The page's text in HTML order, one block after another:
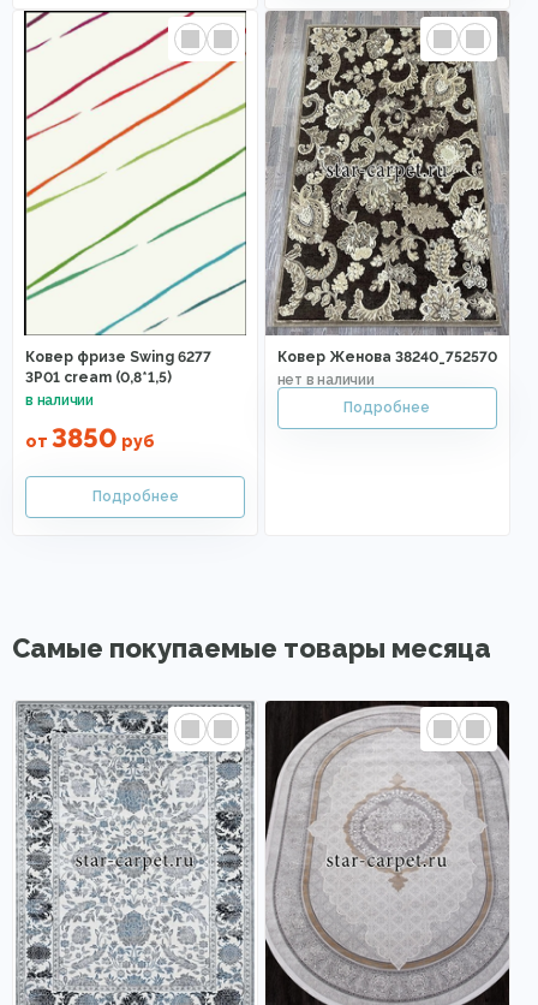
Ковер фризе Swing 6277
3P01 cream (0,8*1,5)
от 3850 руб
Ковер Женова 38240_752570
Самые покупаемые товары месяца